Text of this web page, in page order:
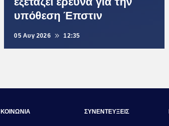
υπόθεση Έπστιν
05 Αυγ 2026 12:35
ΚΟΙΝΩΝΙΑ ΣΥΝΕΝΤΕΥΞΕΙΣ